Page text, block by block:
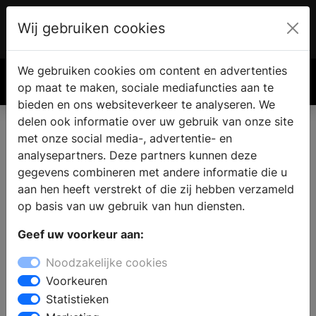
€ 0.00
Wij gebruiken cookies
We gebruiken cookies om content en advertenties
op maat te maken, sociale mediafuncties aan te
bieden en ons websiteverkeer te analyseren. We
delen ook informatie over uw gebruik van onze site
met onze social media-, advertentie- en
analysepartners. Deze partners kunnen deze
gegevens combineren met andere informatie die u
aan hen heeft verstrekt of die zij hebben verzameld
op basis van uw gebruik van hun diensten.
Geef uw voorkeur aan:
Noodzakelijke cookies
Voorkeuren
Statistieken